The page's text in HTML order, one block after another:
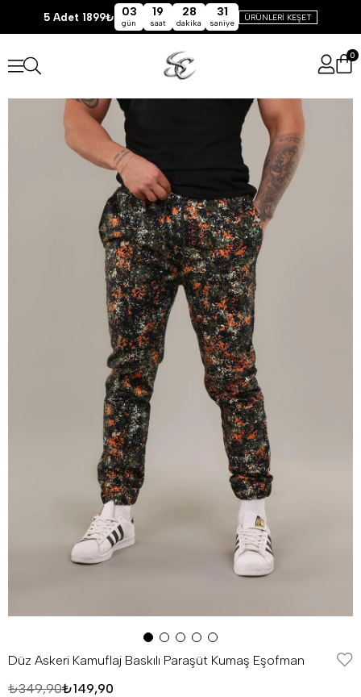
5 Adet 1899₺ 03
gün
19
saat
28
dakika
31
saniye
ÜRÜNLERİ KEŞET
0
Düz Askeri Kamuflaj Baskılı Paraşüt Kumaş Eşofman
₺349,90₺149,90